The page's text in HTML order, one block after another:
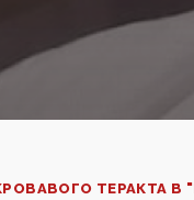
ТЕРАКТА В